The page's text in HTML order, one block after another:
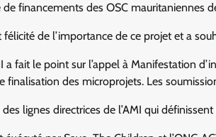
financements des OSC mauritaniennes
félicité de l’importance de ce projet et a
fait le point sur l’appel à Manifestation
des microprojets. Les
lignes directrices de l’AMI qui